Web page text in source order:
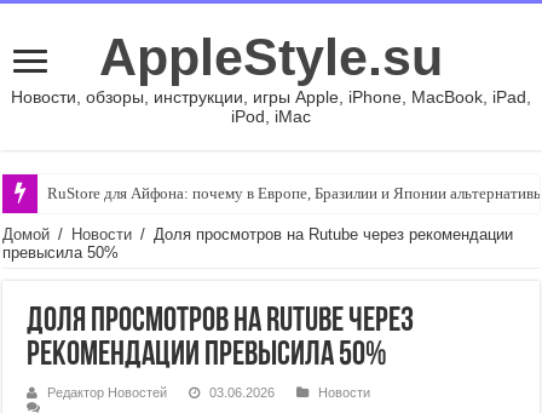
AppleStyle.su
Новости, обзоры, инструкции, игры Apple, iPhone, MacBook, iPad,
iPod, iMac
RuStore для Айфона: почему в Европе, Бразилии и Японии
Домой / Новости / Доля просмотров на Rutube через рекомендации
превысила 50%
Доля просмотров на Rutube через
рекомендации превысила 50%
Редактор Новостей 03.06.2026
Новости